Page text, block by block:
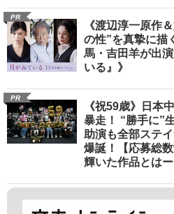
PR
《渡辺淳一原作
の性”を真摯に描
馬・吉田羊が出
いる』》
PR
《祝59歳》日本
暴走！ “勝手に”
助演も全部ステ
爆誕！【応募総
輝いた作品とはー